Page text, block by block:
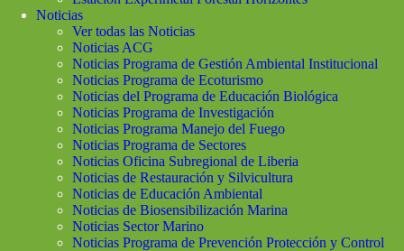
Noticias
Ver todas las Noticias
Noticias ACG
Noticias Programa de Gestión Ambiental Institucional
Noticias Programa de Ecoturismo
Noticias del Programa de Educación Biológica
Noticias Programa de Investigación
Noticias Programa Manejo del Fuego
Noticias Programa de Sectores
Noticias Oficina Subregional de Liberia
Noticias de Restauración y Silvicultura
Noticias de Educación Ambiental
Noticias de Biosensibilización Marina
Noticias Sector Marino
Noticias Programa de Prevención Protección y Control